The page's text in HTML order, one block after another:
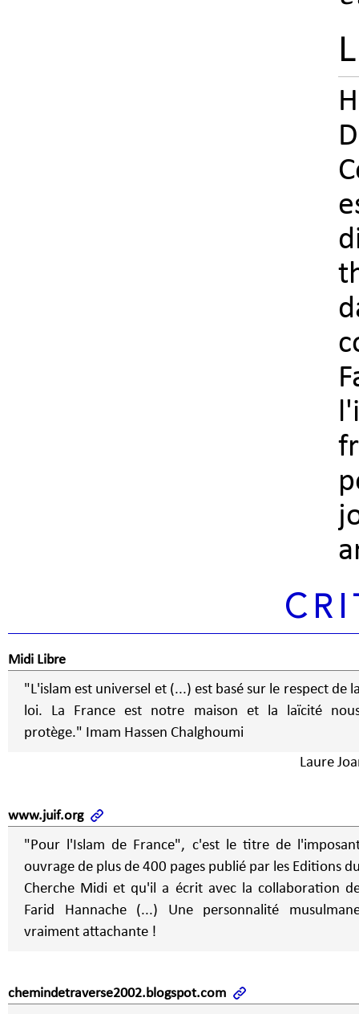
Midi Libre
"L'islam est universel et (...) est basé sur le respect de
loi. La France est notre maison et la laïcité
protège." Imam Hassen Chalghoumi
Laure
www.juif.org
"Pour l'Islam de France", c'est le titre de
ouvrage de plus de 400 pages publié par les Editions
Cherche Midi et qu'il a écrit avec la collaboration
Farid Hannache (...) Une personnalité
vraiment attachante !
chemindetraverse2002.blogspot.com